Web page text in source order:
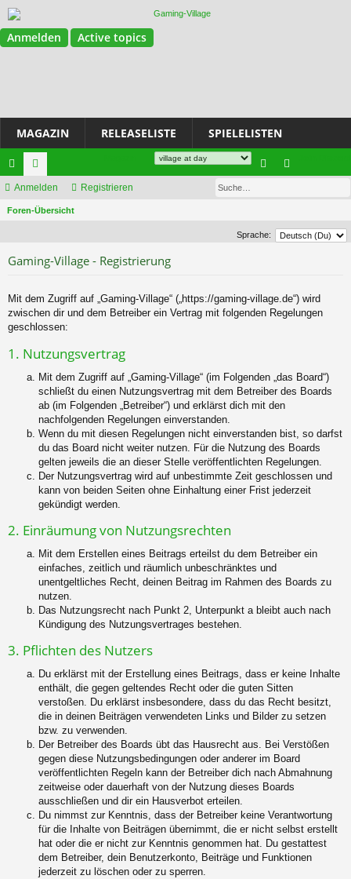
Anmelden Active topics
MAGAZIN RELEASELISTE SPIELELISTEN
ch
ne
ug
or
en
el rie
Anmelden Registrieren
Foren-Übersicht
u
c
Sprache:
Gaming-Village - Registrierung
Mit dem Zugriff auf „Gaming-Village“ („https://gaming-village.de“) wird
zwischen dir und dem Betreiber ein Vertrag mit folgenden Regelungen
geschlossen:
1. Nutzungsvertrag
Mit dem Zugriff auf „Gaming-Village“ (im Folgenden „das Board“)
schließt du einen Nutzungsvertrag mit dem Betreiber des Boards
ab (im Folgenden „Betreiber“) und erklärst dich mit den
nachfolgenden Regelungen einverstanden.
Wenn du mit diesen Regelungen nicht einverstanden bist, so darfst
du das Board nicht weiter nutzen. Für die Nutzung des Boards
gelten jeweils die an dieser Stelle veröffentlichten Regelungen.
Der Nutzungsvertrag wird auf unbestimmte Zeit geschlossen und
kann von beiden Seiten ohne Einhaltung einer Frist jederzeit
gekündigt werden.
2. Einräumung von Nutzungsrechten
Mit dem Erstellen eines Beitrags erteilst du dem Betreiber ein
einfaches, zeitlich und räumlich unbeschränktes und
unentgeltliches Recht, deinen Beitrag im Rahmen des Boards zu
nutzen.
Das Nutzungsrecht nach Punkt 2, Unterpunkt a bleibt auch nach
Kündigung des Nutzungsvertrages bestehen.
3. Pflichten des Nutzers
Du erklärst mit der Erstellung eines Beitrags, dass er keine Inhalte
enthält, die gegen geltendes Recht oder die guten Sitten
verstoßen. Du erklärst insbesondere, dass du das Recht besitzt,
die in deinen Beiträgen verwendeten Links und Bilder zu setzen
bzw. zu verwenden.
Der Betreiber des Boards übt das Hausrecht aus. Bei Verstößen
gegen diese Nutzungsbedingungen oder anderer im Board
veröffentlichten Regeln kann der Betreiber dich nach Abmahnung
zeitweise oder dauerhaft von der Nutzung dieses Boards
ausschließen und dir ein Hausverbot erteilen.
Du nimmst zur Kenntnis, dass der Betreiber keine Verantwortung
für die Inhalte von Beiträgen übernimmt, die er nicht selbst erstellt
hat oder die er nicht zur Kenntnis genommen hat. Du gestattest
dem Betreiber, dein Benutzerkonto, Beiträge und Funktionen
jederzeit zu löschen oder zu sperren.